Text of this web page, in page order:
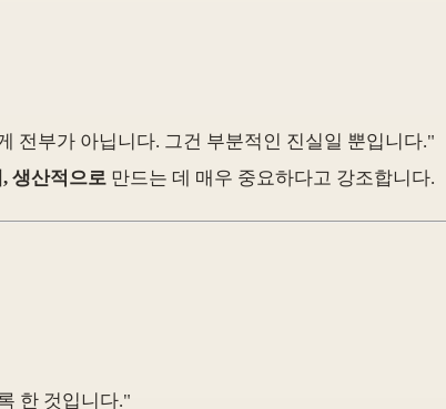
전부가 아닙니다. 그건 부분적인 진실일 뿐입니다."
생산적으로 만드는 데 매우 중요하다고 강조합니다.
한 것입니다."